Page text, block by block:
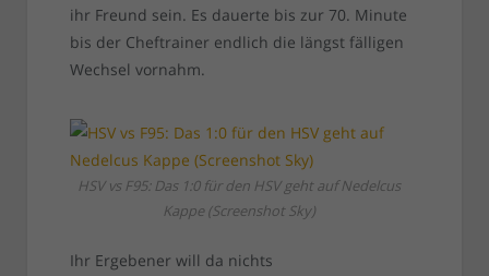
ihr Freund sein. Es dauerte bis zur 70. Minute
bis der Cheftrainer endlich die längst fälligen
Wechsel vornahm.
HSV vs F95: Das 1:0 für den HSV geht auf Nedelcus
Kappe (Screenshot Sky)
Ihr Ergebener will da nichts